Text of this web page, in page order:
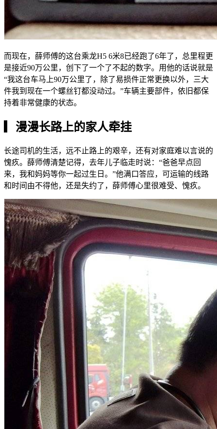
而现在，薛师傅的这台乘龙H5 6米8已经跑了6年了，总里程更
是接近90万公里，创下了一个了不起的数字。用他的话说就是
“我这台车马上90万公里了，除了易损件正常更换以外，三大
件我到现在一个螺丝钉都没动过。”车辆主要部件，依旧都保
持着非常健康的状态。
漫漫长路上的家人牵挂
长途司机的生活，远不止路上的艰辛，还有对家庭难以言说的
愧疚。薛师傅清楚记得，去年儿子临走时说：“爸爸早点回
来，我和妈妈等你一起过生日。”他满口答应，可运输的线路
和时间由不得他，还是失约了，薛师傅心里很难受、愧疚。